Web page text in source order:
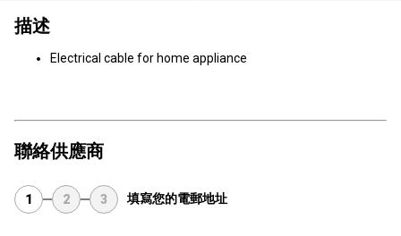
描述
Electrical cable for home appliance
聯絡供應商
1 2 3 填寫您的電郵地址